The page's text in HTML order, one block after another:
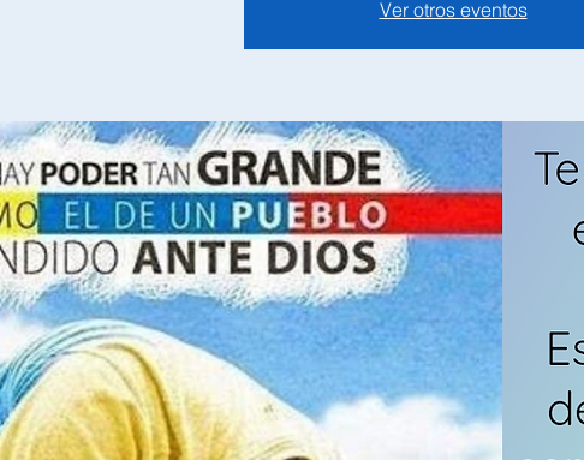
Ver otros eventos